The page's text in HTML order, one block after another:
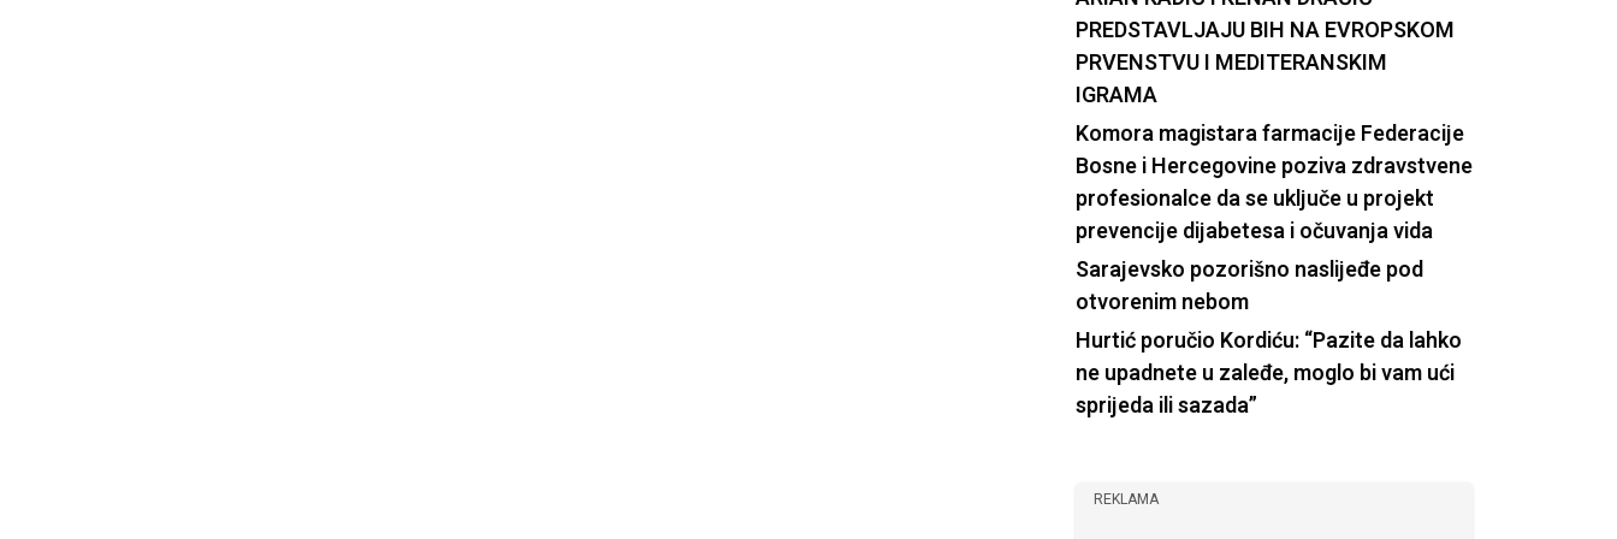
PREDSTAVLJAJU BIH NA EVROPSKOM
PRVENSTVU I MEDITERANSKIM
IGRAMA
Komora magistara farmacije Federacije
Bosne i Hercegovine poziva zdravstvene
profesionalce da se uključe u projekt
prevencije dijabetesa i očuvanja vida
Sarajevsko pozorišno naslijeđe pod
otvorenim nebom
Hurtić poručio Kordiću: “Pazite da lahko
ne upadnete u zaleđe, moglo bi vam ući
sprijeda ili sazada”
REKLAMA